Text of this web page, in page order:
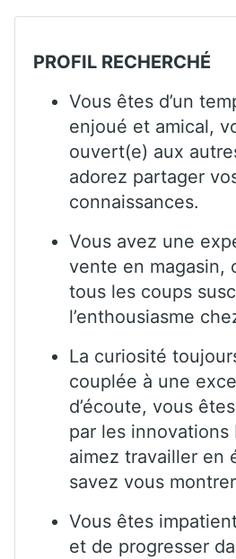
PROFIL RECHERCHÉ
Vous êtes d’un
enjoué et amical,
ouvert(e) aux
adorez partager
connaissances.
Vous avez une
vente en magasin,
tous les coups
l’enthousiasme
La curiosité
couplée à une
d’écoute, vous
par les innovations
aimez travailler en
savez vous
Vous êtes
et de progresser